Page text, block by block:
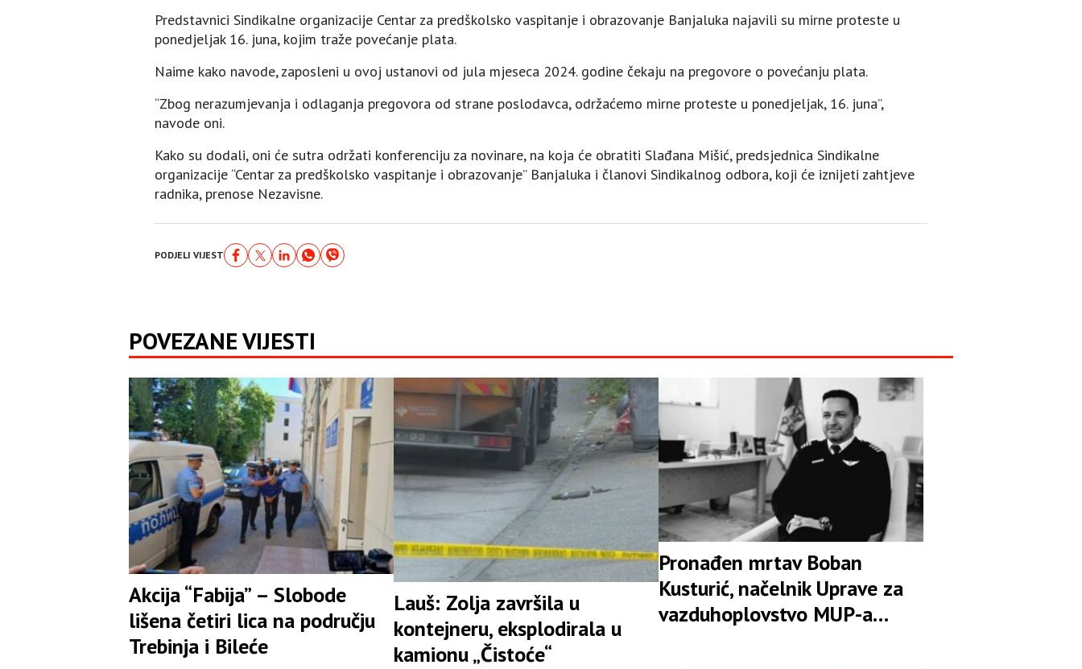
Predstavnici Sindikalne organizacije Centar za predškolsko vaspitanje i obrazovanje Banjaluka najavili su mirne proteste u
ponedjeljak 16. juna, kojim traže povećanje plata.
Naime kako navode, zaposleni u ovoj ustanovi od jula mjeseca 2024. godine čekaju na pregovore o povećanju plata.
“Zbog nerazumjevanja i odlaganja pregovora od strane poslodavca, održaćemo mirne proteste u ponedjeljak, 16. juna”,
navode oni.
Kako su dodali, oni će sutra održati konferenciju za novinare, na koja će obratiti Slađana Mišić, predsjednica Sindikalne
organizacije “Centar za predškolsko vaspitanje i obrazovanje” Banjaluka i članovi Sindikalnog odbora, koji će iznijeti zahtjeve
radnika, prenose Nezavisne.
PODJELI VIJEST
POVEZANE VIJESTI
Akcija “Fabija” – Slobode
lišena četiri lica na području
Trebinja i Bileće
Lauš: Zolja završila u
kontejneru, eksplodirala u
kamionu „Čistoće“
Pronađen mrtav Boban
Kusturić, načelnik Uprave za
vazduhoplovstvo MUP-a